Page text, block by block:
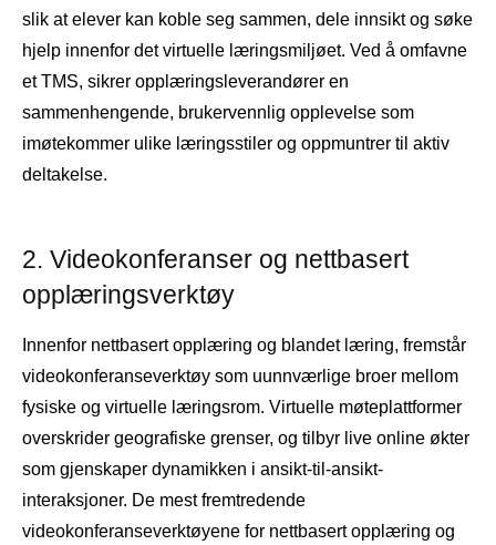
slik at elever kan koble seg sammen, dele innsikt og søke
hjelp innenfor det virtuelle læringsmiljøet. Ved å omfavne
et TMS, sikrer opplæringsleverandører en
sammenhengende, brukervennlig opplevelse som
imøtekommer ulike læringsstiler og oppmuntrer til aktiv
deltakelse.
2. Videokonferanser og nettbasert
opplæringsverktøy
Innenfor nettbasert opplæring og blandet læring, fremstår
videokonferanseverktøy som uunnværlige broer mellom
fysiske og virtuelle læringsrom. Virtuelle møteplattformer
overskrider geografiske grenser, og tilbyr live online økter
som gjenskaper dynamikken i ansikt-til-ansikt-
interaksjoner. De mest fremtredende
videokonferanseverktøyene for nettbasert opplæring og